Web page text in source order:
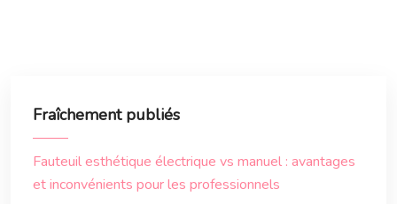
Fraîchement publiés
Fauteuil esthétique électrique vs manuel : avantages
et inconvénients pour les professionnels